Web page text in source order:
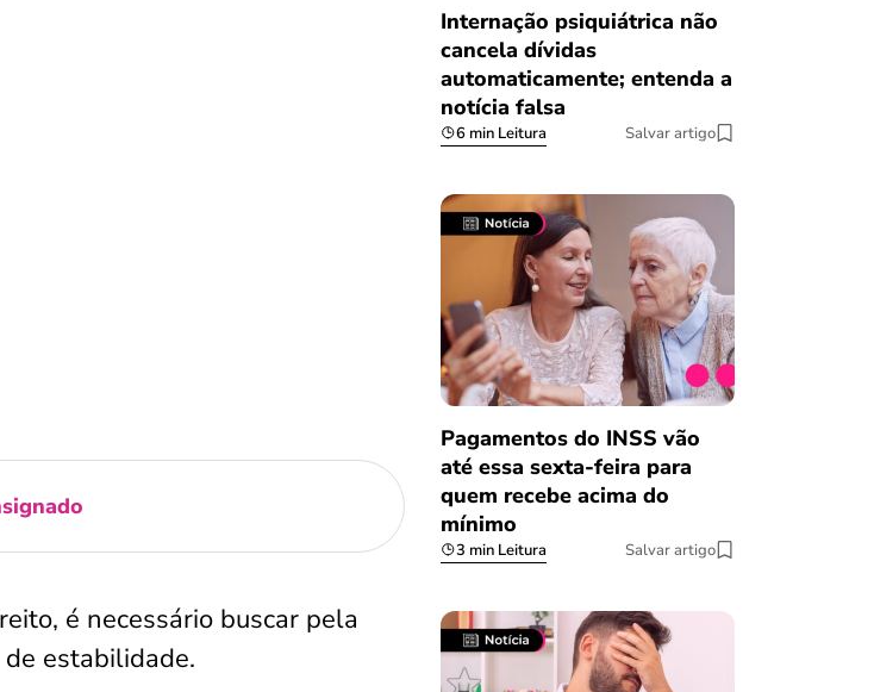
é necessário buscar pela
estabilidade.
Internação psiquiátrica não
cancela dívidas
automaticamente; entenda a
notícia falsa
6 min Leitura Salvar artigo
Pagamentos do INSS vão
até essa sexta-feira para
quem recebe acima do
mínimo
3 min Leitura Salvar artigo